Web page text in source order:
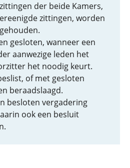
der beide Kamers,
zittingen, worden
gesloten, wanneer een
aanwezige leden het
het noodig keurt.
of met gesloten
beraadslaagd.
besloten vergadering
ook een besluit